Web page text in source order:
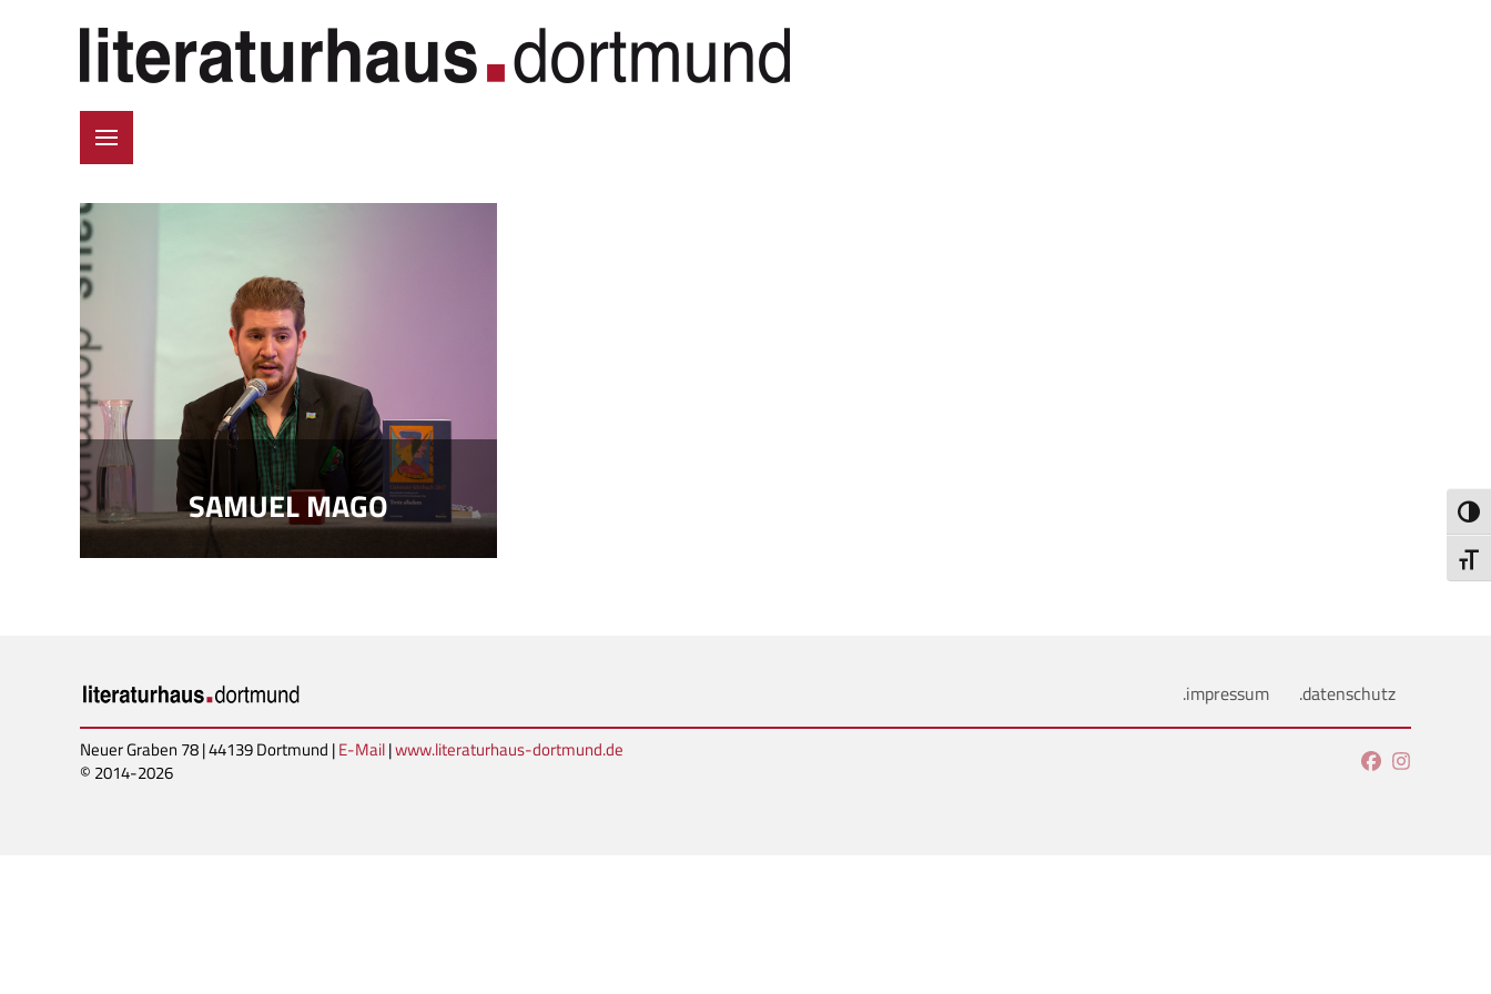
SAMUEL MAGO
.impressum .datenschutz
Neuer Graben 78 | 44139 Dortmund |E-Mail|www.literaturhaus-dortmund.de
© 2014-2026